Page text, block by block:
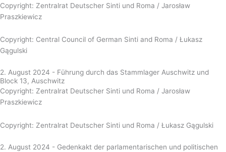
Copyright: Zentralrat Deutscher Sinti und Roma / Jarosław
Praszkiewicz
Copyright: Central Council of German Sinti and Roma / Łukasz
Gągulski
2. August 2024 - Führung durch das Stammlager Auschwitz und
Block 13, Auschwitz
Copyright: Zentralrat Deutscher Sinti und Roma / Jarosław
Praszkiewicz
Copyright: Zentralrat Deutscher Sinti und Roma / Łukasz Gągulski
2. August 2024 - Gedenkakt der parlamentarischen und politischen